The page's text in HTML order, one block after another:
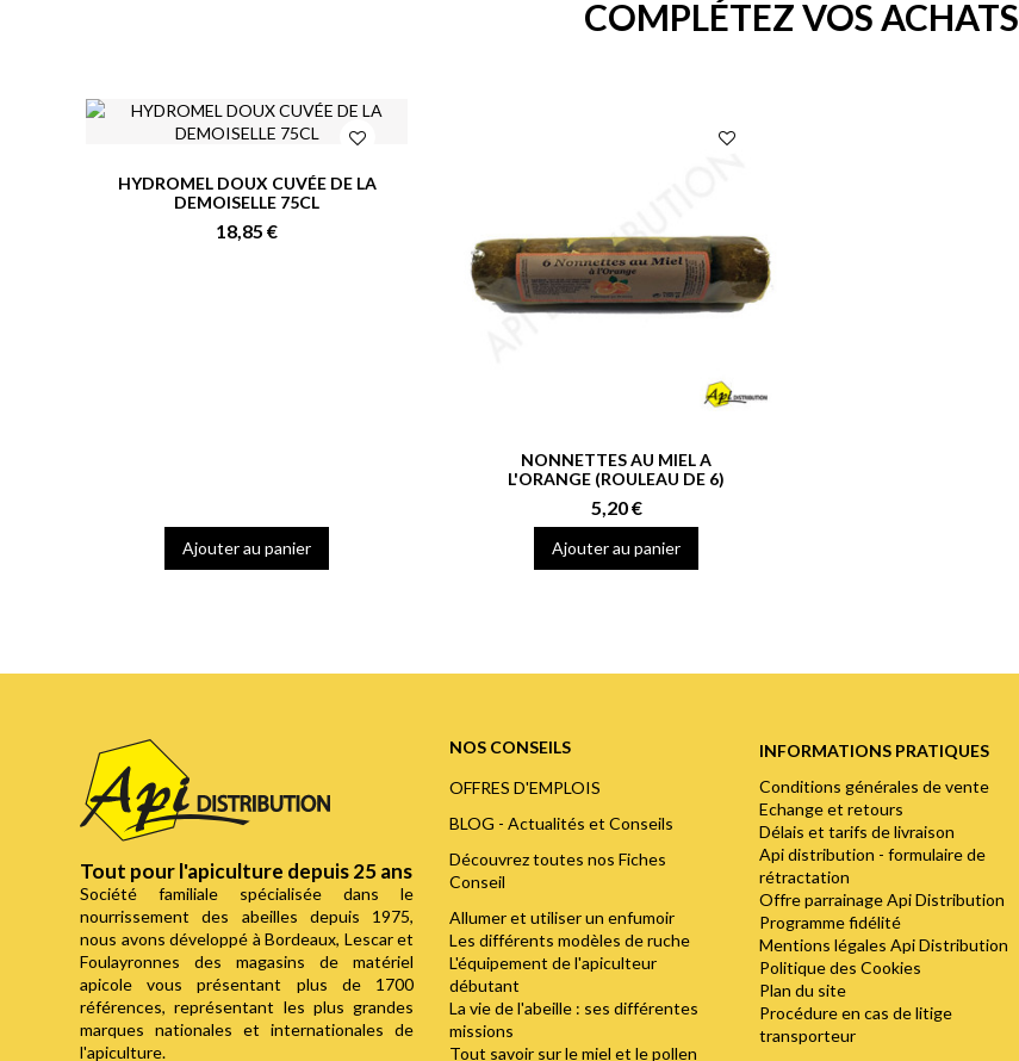
COMPLÉTEZ VOS ACHATS
HYDROMEL DOUX CUVÉE DE LA
DEMOISELLE 75CL
18,85 €
Ajouter au panier
NONNETTES AU MIEL A
L'ORANGE (ROULEAU DE 6)
5,20 €
Ajouter au panier
Tout pour l'apiculture depuis 25 ans
Société familiale spécialisée dans le
nourrissement des abeilles depuis 1975,
nous avons développé à Bordeaux, Lescar et
Foulayronnes des magasins de matériel
apicole vous présentant plus de 1700
références, représentant les plus grandes
marques nationales et internationales de
l'apiculture.
NOS CONSEILS
OFFRES D'EMPLOIS
BLOG - Actualités et Conseils
Découvrez toutes nos Fiches
Conseil
Allumer et utiliser un enfumoir
Les différents modèles de ruche
L'équipement de l'apiculteur
débutant
La vie de l'abeille : ses différentes
missions
Tout savoir sur le miel et le pollen
INFORMATIONS PRATIQUES
Conditions générales de vente
Echange et retours
Délais et tarifs de livraison
Api distribution - formulaire de
rétractation
Offre parrainage Api Distribution
Programme fidélité
Mentions légales Api Distribution
Politique des Cookies
Plan du site
Procédure en cas de litige
transporteur